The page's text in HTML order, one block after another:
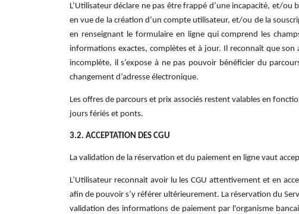
L’Utilisateur déclare ne pas être frappé d’une incapacité, et/
en vue de la création d’un compte utilisateur, et/ou de la
en renseignant le formulaire en ligne qui comprend les
informations exactes, complètes et à jour. Il reconnaît que son
incomplète, il s’expose à ne pas pouvoir bénéficier du
changement d’adresse électronique.
Les offres de parcours et prix associés restent valables en
jours fériés et ponts.
3.2. ACCEPTATION DES CGU
La validation de la réservation et du paiement en ligne vaut
L’Utilisateur reconnait avoir lu les CGU attentivement et en
afin de pouvoir s’y référer ultérieurement. La réservation du
validation des informations de paiement par l'organisme